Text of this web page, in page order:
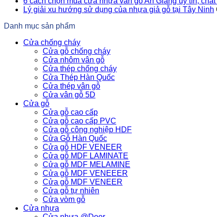
Lý giải xu hướng sử dụng của nhựa giả gỗ tại Tây Ninh
Danh mục sản phẩm
Cửa chống cháy
Cửa gỗ chống cháy
Cửa nhôm vân gỗ
Cửa thép chống cháy
Cửa Thép Hàn Quốc
Cửa thép vân gỗ
Cửa vân gỗ 5D
Cửa gỗ
Cửa gỗ cao cấp
Cửa gỗ cao cấp PVC
Cửa gỗ công nghiệp HDF
Cửa Gỗ Hàn Quốc
Cửa gỗ HDF VENEER
Cửa gỗ MDF LAMINATE
Cửa gỗ MDF MELAMINE
Cửa gỗ MDF VENEEER
Cửa gỗ MDF VENEER
Cửa gỗ tự nhiên
Cửa vòm gỗ
Cửa nhựa